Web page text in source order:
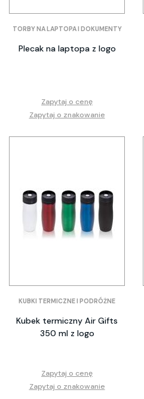
TORBY NA LAPTOPA I DOKUMENTY
Plecak na laptopa z logo
Zapytaj o cenę
Zapytaj o znakowanie
KUBKI TERMICZNE I PODRÓŻNE
Kubek termiczny Air Gifts
350 ml z logo
Zapytaj o cenę
Zapytaj o znakowanie